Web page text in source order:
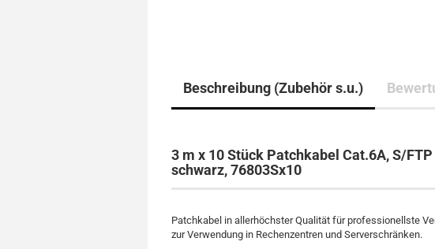
Beschreibung (Zubehör s.u.)
3 m x 10 Stück Patchkabel Cat.6A, S/
schwarz, 76803Sx10
Patchkabel in allerhöchster Qualität für professionellste
zur Verwendung in Rechenzentren und Serverschränken.